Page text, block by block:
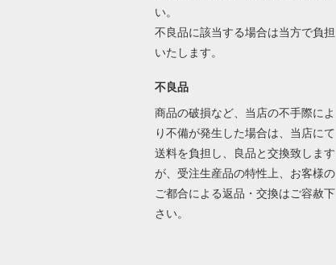
い。
不良品に該当する場合は当方で負担
いたします。
不良品
商品の破損など、当店の不手際によ
り不備が発生した場合は、当店にて
送料を負担し、良品と交換致します
が、受注生産品の特性上、お客様の
ご都合による返品・交換はご容赦下
さい。